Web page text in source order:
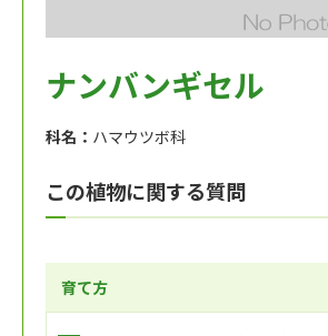
ナンバンギセル
科名： ハマウツボ科
この植物に関する質問
育て方